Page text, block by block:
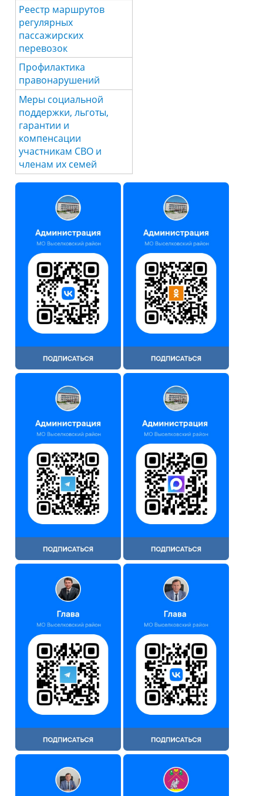
Реестр маршрутов
регулярных
пассажирских
перевозок
Профилактика
правонарушений
Меры социальной
поддержки, льготы,
гарантии и
компенсации
участникам СВО и
членам их семей